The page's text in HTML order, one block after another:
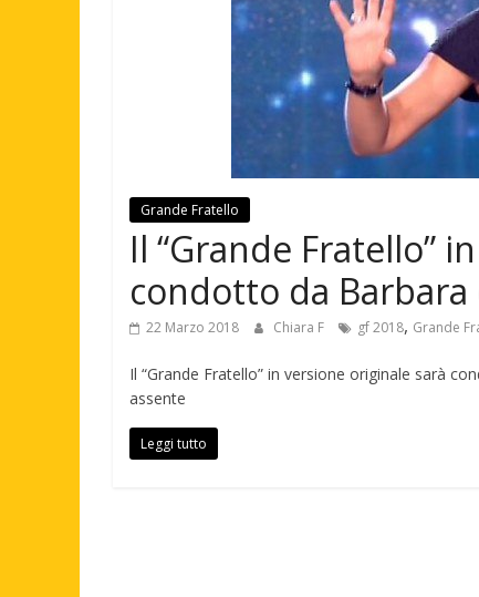
Grande Fratello
Il “Grande Fratello”
condotto da Barbara
22 Marzo 2018 Chiara F gf 2018, Grande
Il “Grande Fratello” in versione originale sarà
assente
Leggi tutto